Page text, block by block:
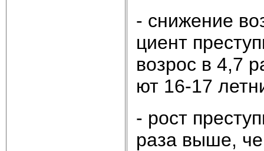
- сни­же­ние
ци­ент
воз­рос в 4,7
ют 16-17
- рост
раза вы­ше,